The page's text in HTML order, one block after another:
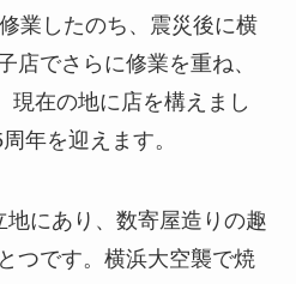
業したのち、震災後に横
店でさらに修業を重ね、
現在の地に店を構えまし
年を迎えます。
にあり、数寄屋造りの趣
つです。横浜大空襲で焼